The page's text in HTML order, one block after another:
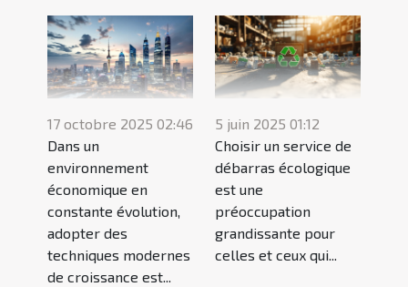
17 octobre 2025 02:46
Dans un
environnement
économique en
constante évolution,
adopter des
techniques modernes
de croissance est...
5 juin 2025 01:12
Choisir un service de
débarras écologique
est une
préoccupation
grandissante pour
celles et ceux qui...